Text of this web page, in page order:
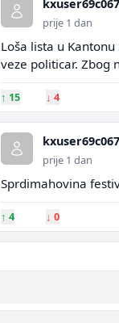
prije 1 dan
Loša lista u
veze politicar. Zbog
↑ 15 ↓ 4
prije 1 dan
Sprdimahovina
↑ 4 ↓ 0